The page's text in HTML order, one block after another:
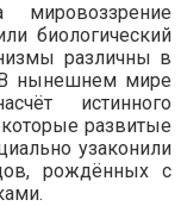
биологический
различны в
нынешнем мире
истинного
развитые
узаконили
рождённых с